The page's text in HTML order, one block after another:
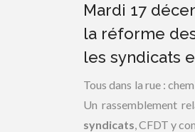
Mardi 17
la réforme
les syndicats
Tous dans la rue :
Un rassemblement
syndicats, CFDT y